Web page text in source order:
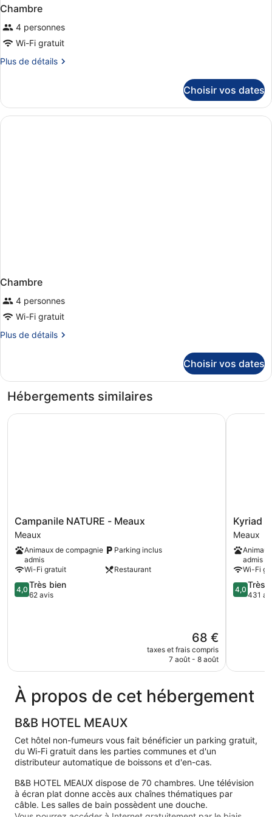
Chambre
4 personnes
Wi-Fi gratuit
Plus de détails
Plus
le
type
de
Choisir vos dates
Chambre
4 personnes
Wi-Fi gratuit
Plus de détails
Plus
le
de
Chambre
Choisir vos dates
Hébergements similaires
Campanile
NATURE
-
Meaux
Meaux
Campanile NATURE - Meaux
Meaux
Animaux de compagnie
admis
Parking inclus
Wi-Fi gratuit Restaurant
4.0
sur
4,0 Très bien
62 avis
Le
nouveau
prix
68 €
taxes et frais compris
7 août - 8 août
Campanile NATURE - Meaux
Kyriad
Meaux
Meaux
Kyriad
Meaux
admis
Wi-Fi
4.0
sur
4,0 Très
431
Kyriad
À propos de cet hébergement
B&B HOTEL MEAUX
Cet hôtel non-fumeurs vous fait bénéficier un parking gratuit,
du Wi-Fi gratuit dans les parties communes et d'un
distributeur automatique de boissons et d'en-cas.
B&B HOTEL MEAUX dispose de 70 chambres. Une télévision
à écran plat donne accès aux chaînes thématiques par
câble. Les salles de bain possèdent une douche.